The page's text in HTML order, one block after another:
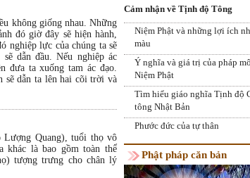
không giống nhau. Những
đó giờ đây sẽ hiện hành,
nghiệp lực của chúng ta sẽ
dẫn đầu. Nếu nghiệp ác
đưa ta xuống tam ác đạo.
sẽ dẫn ta lên hai cõi trời và
Quang), tuổi thọ vô
khác là bao gồm toàn thể
tượng trưng cho chân lý
Cảm nhận về Tịnh độ Tông
Niệm Phật và những lợi ích
màu
Ý nghĩa và giá trị của pháp
Niệm Phật
Tìm hiểu giáo nghĩa Tịnh độ
tông Nhật Bản
Phước đức của tự thân
Phật pháp căn bản